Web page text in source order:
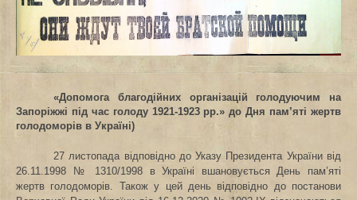
«Допомога благодійних організацій голодуючим на
Запоріжжі під час голоду 1921-1923 рр.» до Дня пам’яті жертв
голодоморів в Україні)
27 листопада відповідно до Указу Президента України від
26.11.1998 № 1310/1998 в Україні вшановується День пам’яті
жертв голодоморів. Також у цей день відповідно до постанови